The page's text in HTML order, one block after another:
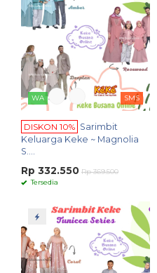
WA SMS
DISKON 10% Sarimbit
Keluarga Keke ~ Magnolia
S....
Rp 332.550 Rp 369.500
Tersedia